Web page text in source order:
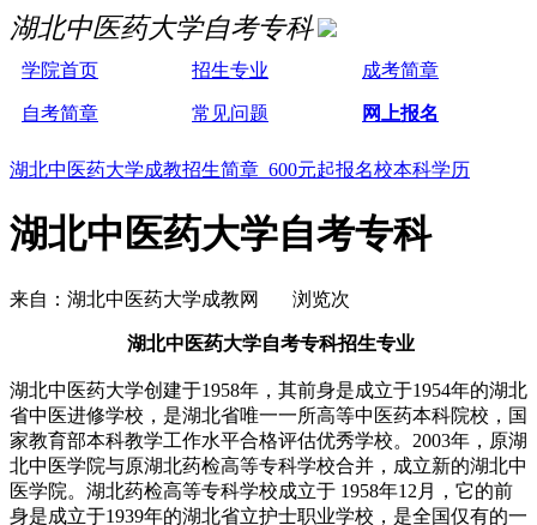
湖北中医药大学自考专科
学院首页 招生专业 成考简章
自考简章 常见问题 网上报名
湖北中医药大学成教招生简章 600元起报名校本科学历
湖北中医药大学自考专科
来自：湖北中医药大学成教网 浏览次
湖北中医药大学自考专科招生专业
湖北中医药大学创建于1958年，其前身是成立于1954年的湖北
省中医进修学校，是湖北省唯一一所高等中医药本科院校，国
家教育部本科教学工作水平合格评估优秀学校。2003年，原湖
北中医学院与原湖北药检高等专科学校合并，成立新的湖北中
医学院。湖北药检高等专科学校成立于 1958年12月，它的前
身是成立于1939年的湖北省立护士职业学校，是全国仅有的一